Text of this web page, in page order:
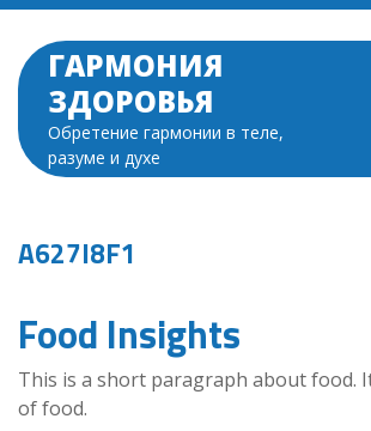
Перейти
содержимому
ГАРМОНИЯ
ЗДОРОВЬЯ
Обретение гармонии в теле,
разуме и духе
A627I8F1
Food Insights
This is a short paragraph about food.
of food.